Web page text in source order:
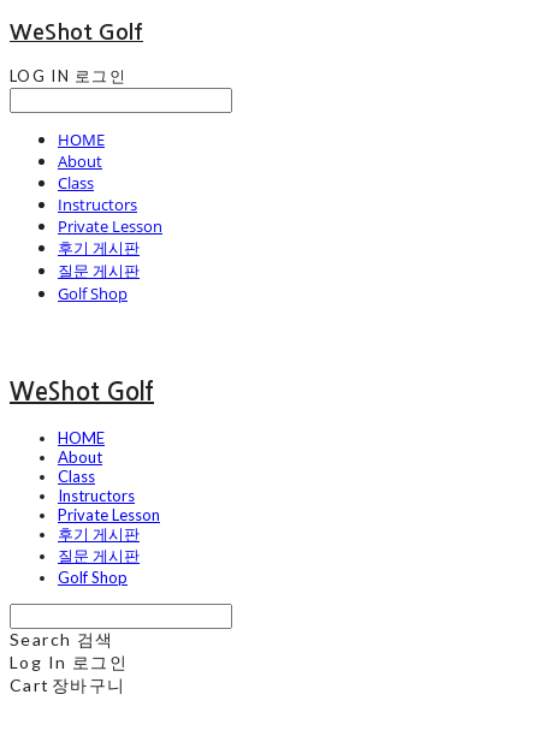
WeShot Golf
LOG IN 로그인
HOME
About
Class
Instructors
Private Lesson
후기 게시판
질문 게시판
Golf Shop
WeShot Golf
HOME
About
Class
Instructors
Private Lesson
후기 게시판
질문 게시판
Golf Shop
Search 검색
Log In 로그인
Cart 장바구니